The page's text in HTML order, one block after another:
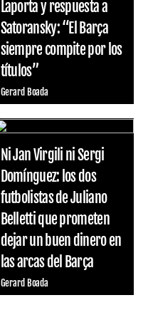
Laporta y respuesta a
Satoransky: “El Barça
siempre compite por los
títulos”
Gerard Boada
Ni Jan Virgili ni Sergi
Domínguez: los dos
futbolistas de Juliano
Belletti que prometen
dejar un buen dinero en
las arcas del Barça
Gerard Boada